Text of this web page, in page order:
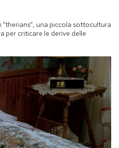
"therians", una piccola sottocultura
per criticare le derive delle